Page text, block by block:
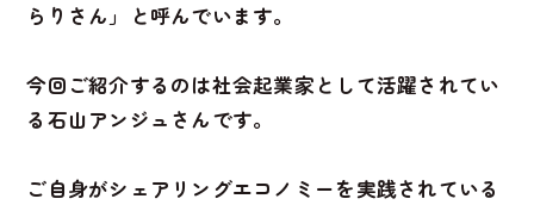
らりさん」と呼んでいます。
今回ご紹介するのは社会起業家として活躍されてい
る石山アンジュさんです。
ご自身がシェアリングエコノミーを実践されている